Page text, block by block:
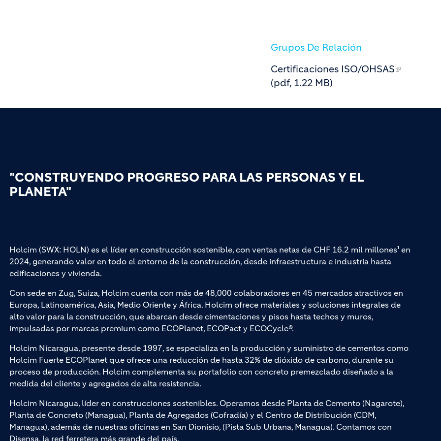
Grupos De Relación
Certificaciones ISO/OHSAS
(pdf, 1.22 MB)
"CONSTRUYENDO PROGRESO PARA LAS PERSONAS Y EL
PLANETA"
Holcim (SWX: HOLN) es el líder en construcción sostenible, con ventas netas de CHF 16.2 mil millones¹ en
2024, generando valor en todo el entorno de la construcción, desde infraestructura e industria hasta
edificaciones y vivienda.
Con sede en Zug, Suiza, Holcim cuenta con más de 48,000 colaboradores en 45 mercados atractivos en
Europa, Latinoamérica, Asia, Medio Oriente y África. Holcim ofrece materiales y soluciones integrales de
alto valor para la construcción, que abarcan desde cimentaciones y pisos hasta techos y muros,
impulsadas por marcas premium como ECOPlanet, ECOPact y ECOCycle®.
Holcim Nicaragua, presente desde 1997, se especializa en la producción y suministro de cementos como
Holcim Fuerte ECOPlanet que ofrece una reducción de hasta 32% de dióxido de carbono, durante su
proceso de producción. Holcim complementa su portafolio con concreto premezclado diseñado a la
medida del cliente y agregados de alta resistencia.
Holcim Nicaragua, líder en construcciones sostenibles. Operamos desde Planta de Cemento (Nagarote),
Planta de Concreto (Managua), Planta de Agregados (Cofradía) y el Centro de Distribución (CDM,
Managua), además de nuestras oficinas en San Dionisio, (Pista Sub Urbana, Managua). Contamos con
Disensa, la red ferretera más grande del país.